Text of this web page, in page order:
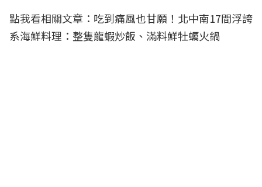
點我看相關文章： 吃到痛風也甘願！北中南17間浮誇
系海鮮料理：整隻龍蝦炒飯、滿料鮮牡蠣火鍋